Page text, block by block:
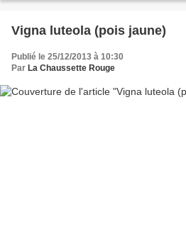
Vigna luteola (pois jaune)
Publié le 25/12/2013 à 10:30
Par La Chaussette Rouge